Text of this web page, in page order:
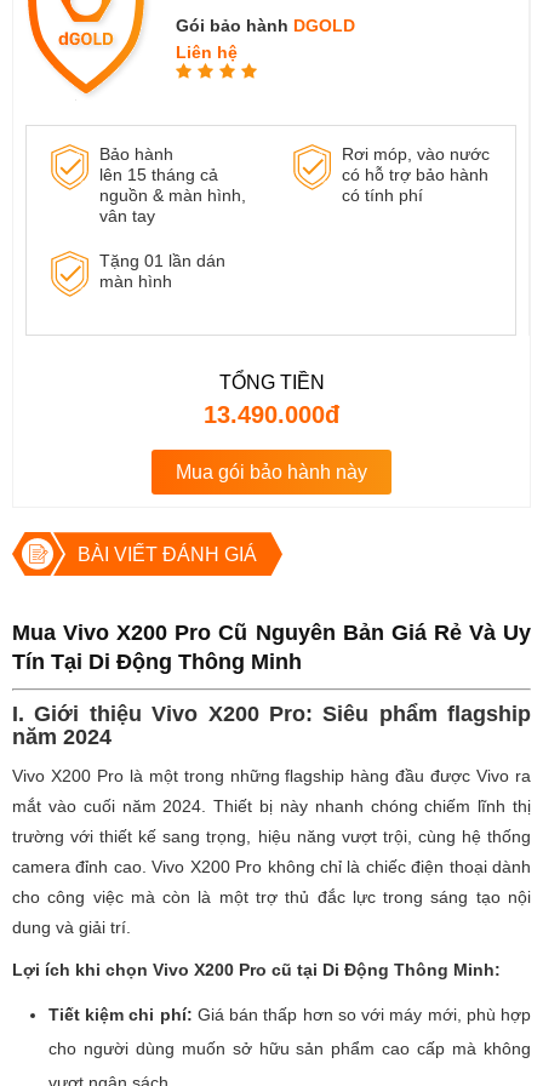
Gói bảo hành DGOLD
Liên hệ
Bảo hành
lên 15 tháng cả
nguồn & màn hình,
vân tay
Rơi móp, vào nước
có hỗ trợ bảo hành
có tính phí
Tặng 01 lần dán
màn hình
TỔNG TIỀN
13.490.000đ
Mua gói bảo hành này
BÀI VIẾT ĐÁNH GIÁ
Mua Vivo X200 Pro Cũ Nguyên Bản Giá Rẻ Và Uy
Tín Tại Di Động Thông Minh
I. Giới thiệu Vivo X200 Pro: Siêu phẩm flagship
năm 2024
Vivo X200 Pro là một trong những flagship hàng đầu được Vivo ra
mắt vào cuối năm 2024. Thiết bị này nhanh chóng chiếm lĩnh thị
trường với thiết kế sang trọng, hiệu năng vượt trội, cùng hệ thống
camera đỉnh cao. Vivo X200 Pro không chỉ là chiếc điện thoại dành
cho công việc mà còn là một trợ thủ đắc lực trong sáng tạo nội
dung và giải trí.
Lợi ích khi chọn Vivo X200 Pro cũ tại Di Động Thông Minh:
Tiết kiệm chi phí: Giá bán thấp hơn so với máy mới, phù hợp
cho người dùng muốn sở hữu sản phẩm cao cấp mà không